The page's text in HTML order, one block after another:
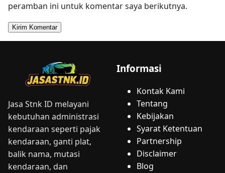
peramban ini untuk komentar saya berikutnya.
Jasa Stnk ID melayani
kebutuhan administrasi
kendaraan seperti pajak
kendaraan, ganti plat,
balik nama, mutasi
kendaraan, dan
Informasi
Kontak Kami
Tentang
Kebijakan
Syarat Ketentuan
Partnership
Disclaimer
Blog